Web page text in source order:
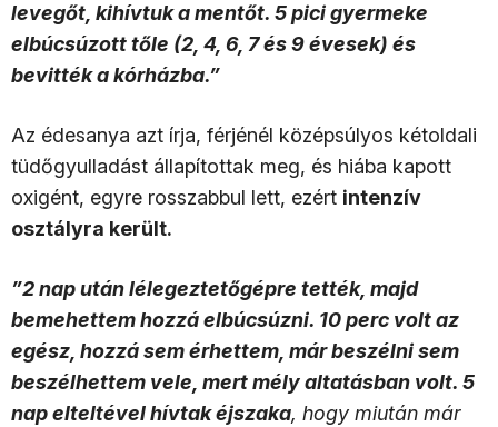
levegőt, kihívtuk a mentőt. 5 pici gyermeke
elbúcsúzott tőle (2, 4, 6, 7 és 9 évesek) és
bevitték a kórházba.”
Az édesanya azt írja, férjénél középsúlyos kétoldali
tüdőgyulladást állapítottak meg, és hiába kapott
oxigént, egyre rosszabbul lett, ezért intenzív
osztályra került.
”2 nap után lélegeztetőgépre tették, majd
bemehettem hozzá elbúcsúzni. 10 perc volt az
egész, hozzá sem érhettem, már beszélni sem
beszélhettem vele, mert mély altatásban volt. 5
nap elteltével hívtak éjszaka, hogy miután már